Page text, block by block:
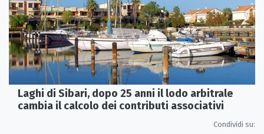
Laghi di Sibari, dopo 25 anni il lodo arbitrale
cambia il calcolo dei contributi associativi
Condividi su: